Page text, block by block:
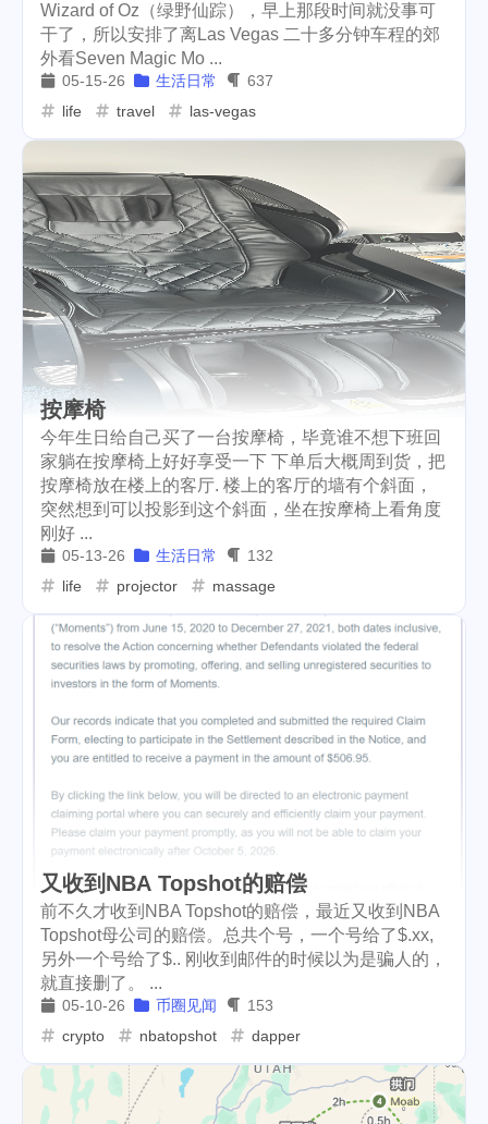
Wizard of Oz（绿野仙踪），早上那段时间就没事可
干了，所以安排了离Las Vegas 二十多分钟车程的郊
外看Seven Magic Mo ...
05-15-26 生活日常
637
life
travel las-vegas
按摩椅
今年生日给自己买了一台按摩椅，毕竟谁不想下班回
家躺在按摩椅上好好享受一下 下单后大概周到货，把
按摩椅放在楼上的客厅. 楼上的客厅的墙有个斜面，
突然想到可以投影到这个斜面，坐在按摩椅上看角度
刚好 ...
05-13-26 生活日常
132
life
projector massage
又收到NBA Topshot的赔偿
前不久才收到NBA Topshot的赔偿，最近又收到NBA
Topshot母公司的赔偿。总共个号，一个号给了$.xx,
另外一个号给了$.. 刚收到邮件的时候以为是骗人的，
就直接删了。 ...
05-10-26 币圈见闻
153
crypto
nbatopshot dapper